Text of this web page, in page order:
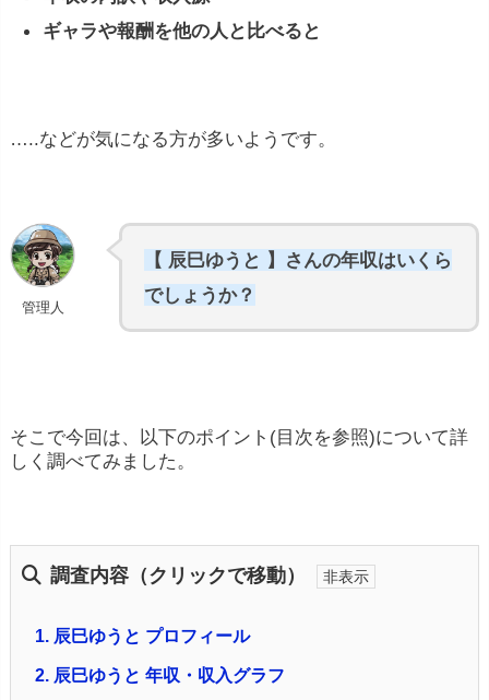
ギャラや報酬を他の人と比べると
…..などが気になる方が多いようです。
管理人
【 辰巳ゆうと 】さんの年収はいくら
でしょうか？
そこで今回は、以下のポイント(目次を参照)について詳
しく調べてみました。
調査内容（クリックで移動）
1. 辰巳ゆうと プロフィール
2. 辰巳ゆうと 年収・収入グラフ